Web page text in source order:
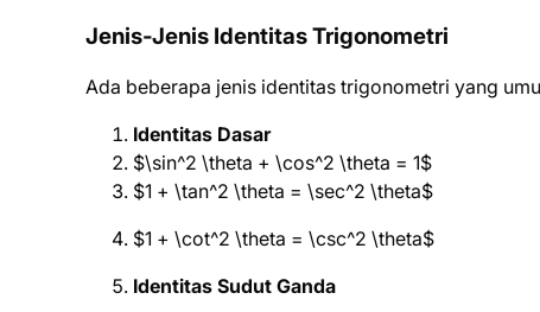
Jenis-Jenis Identitas Trigonometri
Ada beberapa jenis identitas trigonometri yang
Identitas Dasar
$\sin^2 \theta + \cos^2 \theta = 1$
$1 + \tan^2 \theta = \sec^2 \theta$
$1 + \cot^2 \theta = \csc^2 \theta$
Identitas Sudut Ganda